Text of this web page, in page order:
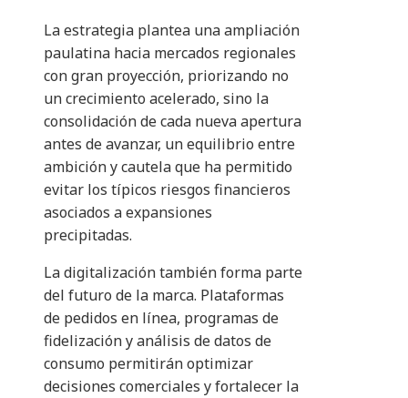
La estrategia plantea una ampliación
paulatina hacia mercados regionales
con gran proyección, priorizando no
un crecimiento acelerado, sino la
consolidación de cada nueva apertura
antes de avanzar, un equilibrio entre
ambición y cautela que ha permitido
evitar los típicos riesgos financieros
asociados a expansiones
precipitadas.
La digitalización también forma parte
del futuro de la marca. Plataformas
de pedidos en línea, programas de
fidelización y análisis de datos de
consumo permitirán optimizar
decisiones comerciales y fortalecer la